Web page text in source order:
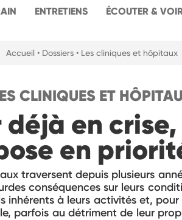
ENTRETIENS ÉCOUTER &
Accueil • Dossiers • Les cliniques et hôpitaux
CLINIQUES ET
déjà en
en
traversent depuis plusieurs
conséquences sur leurs
inhérents à leurs activités et,
parfois au détriment de leur